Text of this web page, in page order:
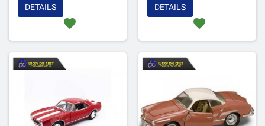
favorite
DETAILS
favorite
DETAILS